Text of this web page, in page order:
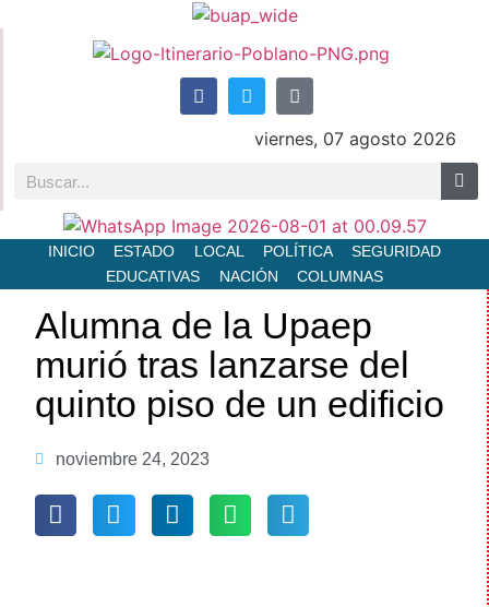
viernes, 07 agosto 2026
INICIO ESTADO LOCAL POLÍTICA
SEGURIDAD
EDUCATIVAS
NACIÓN COLUMNAS
Alumna de la Upaep
murió tras lanzarse del
quinto piso de un edificio
noviembre 24, 2023